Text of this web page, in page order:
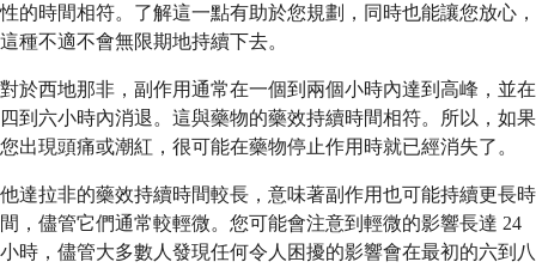
性的時間相符。了解這一點有助於您規劃，同時也能讓您放心，
這種不適不會無限期地持續下去。
對於西地那非，副作用通常在一個到兩個小時內達到高峰，並在
四到六小時內消退。這與藥物的藥效持續時間相符。所以，如果
您出現頭痛或潮紅，很可能在藥物停止作用時就已經消失了。
他達拉非的藥效持續時間較長，意味著副作用也可能持續更長時
間，儘管它們通常較輕微。您可能會注意到輕微的影響長達 24
小時，儘管大多數人發現任何令人困擾的影響會在最初的六到八